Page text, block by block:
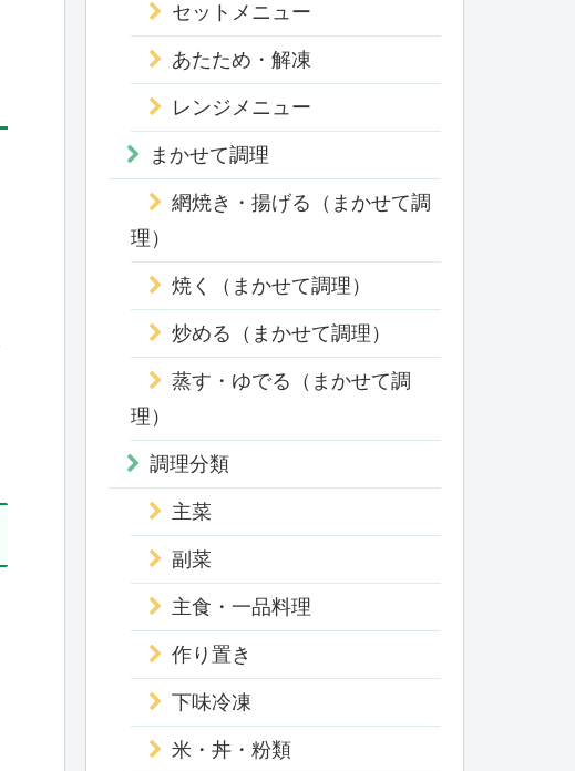
セットメニュー
あたため・解凍
レンジメニュー
まかせて調理
網焼き・揚げる（まかせて調
理）
焼く（まかせて調理）
炒める（まかせて調理）
蒸す・ゆでる（まかせて調
理）
調理分類
主菜
副菜
主食・一品料理
作り置き
下味冷凍
米・丼・粉類